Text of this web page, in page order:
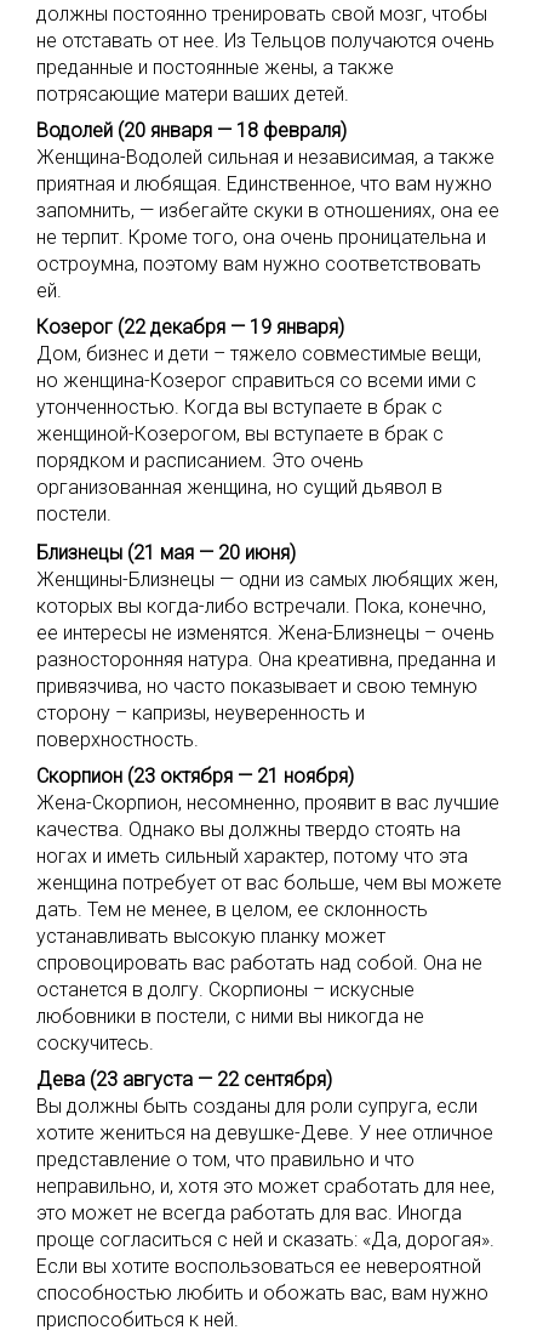
должны постоянно тренировать свой мозг, чтобы
не отставать от нее. Из Тельцов получаются очень
преданные и постоянные жены, а также
потрясающие матери ваших детей.
Водолей (20 января — 18 февраля)
Женщина-Водолей сильная и независимая, а также
приятная и любящая. Единственное, что вам нужно
запомнить, — избегайте скуки в отношениях, она ее
не терпит. Кроме того, она очень проницательна и
остроумна, поэтому вам нужно соответствовать
ей.
Козерог (22 декабря — 19 января)
Дом, бизнес и дети – тяжело совместимые вещи,
но женщина-Козерог справиться со всеми ими с
утонченностью. Когда вы вступаете в брак с
женщиной-Козерогом, вы вступаете в брак с
порядком и расписанием. Это очень
организованная женщина, но сущий дьявол в
постели.
Близнецы (21 мая — 20 июня)
Женщины-Близнецы — одни из самых любящих жен,
которых вы когда-либо встречали. Пока, конечно,
ее интересы не изменятся. Жена-Близнецы – очень
разносторонняя натура. Она креативна, преданна и
привязчива, но часто показывает и свою темную
сторону – капризы, неуверенность и
поверхностность.
Скорпион (23 октября — 21 ноября)
Жена-Скорпион, несомненно, проявит в вас лучшие
качества. Однако вы должны твердо стоять на
ногах и иметь сильный характер, потому что эта
женщина потребует от вас больше, чем вы можете
дать. Тем не менее, в целом, ее склонность
устанавливать высокую планку может
спровоцировать вас работать над собой. Она не
останется в долгу. Скорпионы – искусные
любовники в постели, с ними вы никогда не
соскучитесь.
Дева (23 августа — 22 сентября)
Вы должны быть созданы для роли супруга, если
хотите жениться на девушке-Деве. У нее отличное
представление о том, что правильно и что
неправильно, и, хотя это может сработать для нее,
это может не всегда работать для вас. Иногда
проще согласиться с ней и сказать: «Да, дорогая».
Если вы хотите воспользоваться ее невероятной
способностью любить и обожать вас, вам нужно
приспособиться к ней.